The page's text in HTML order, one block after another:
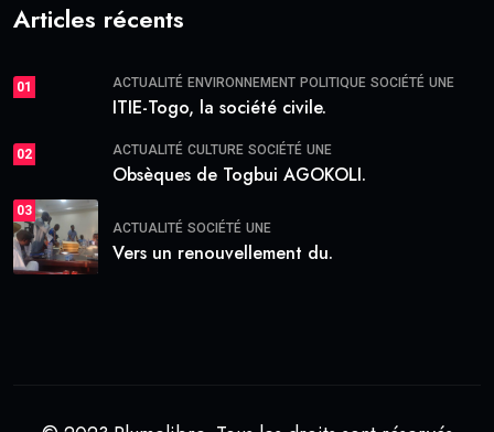
Articles récents
01 ACTUALITÉ ENVIRONNEMENT POLITIQUE SOCIÉTÉ UNE
ITIE-Togo, la société civile.
02 ACTUALITÉ CULTURE SOCIÉTÉ UNE
Obsèques de Togbui AGOKOLI.
03
ACTUALITÉ SOCIÉTÉ UNE
Vers un renouvellement du.